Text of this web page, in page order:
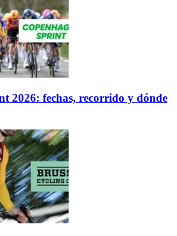
2026: fechas, recorrido y dónde